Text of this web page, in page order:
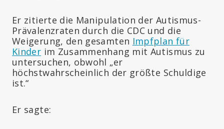
Er zitierte die Manipulation der Autismus-
Prävalenzraten durch die CDC und die
Weigerung, den gesamten Impfplan für
Kinder im Zusammenhang mit Autismus zu
untersuchen, obwohl „er
höchstwahrscheinlich der größte Schuldige
ist.“
Er sagte: